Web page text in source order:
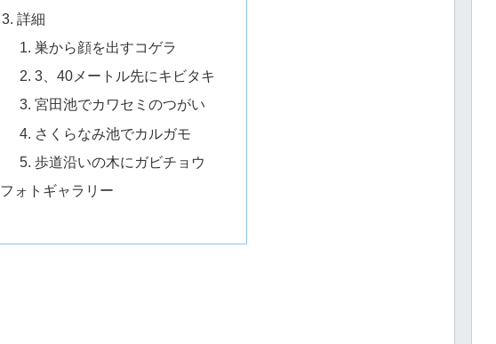
詳細
巣から顔を出すコゲラ
3、40メートル先にキビタキ
宮田池でカワセミのつがい
さくらなみ池でカルガモ
歩道沿いの木にガビチョウ
フォトギャラリー